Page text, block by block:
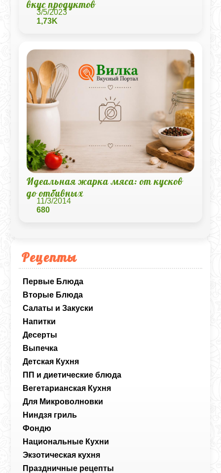
Рецепты
Первые Блюда
Вторые Блюда
Салаты и Закуски
Напитки
Десерты
Выпечка
Детская Кухня
ПП и диетические блюда
Вегетарианская Кухня
Для Микроволновки
Ниндзя гриль
Фондю
Национальные Кухни
Экзотическая кухня
Праздничные рецепты
вкус продуктов
3/5/2023
1,73K
Идеальная жарка мяса: от кусков
до отбивных
11/3/2014
680